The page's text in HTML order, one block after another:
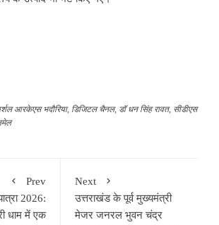
आरकेएस भदौरिया, डिजिटल चैनल, डॉ धन सिंह रावत, सीडीएस
Prev
2026:
धाम में एक
Next
उत्तराखंड के पूर्व मुख्यमंत्री
मेजर जनरल भुवन चंद्र